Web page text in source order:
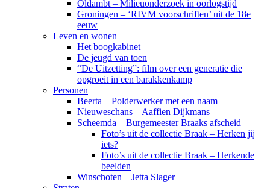
Oldambt – Milieuonderzoek in oorlogstijd
Groningen – ‘RIVM voorschriften’ uit de 18e
eeuw
Leven en wonen
Het boogkabinet
De jeugd van toen
“De Uitzetting”: film over een generatie die
opgroeit in een barakkenkamp
Personen
Beerta – Polderwerker met een naam
Nieuweschans – Aaffien Dijkmans
Scheemda – Burgemeester Braaks afscheid
Foto’s uit de collectie Braak – Herken jij
iets?
Foto’s uit de collectie Braak – Herkende
beelden
Winschoten – Jetta Slager